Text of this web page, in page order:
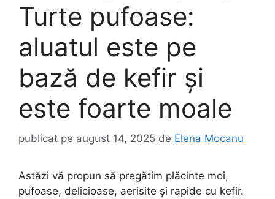
Turte pufoase:
aluatul este pe
bază de kefir și
este foarte moale
publicat pe august 14, 2025 de Elena Mocanu
Astăzi vă propun să pregătim plăcinte moi,
pufoase, delicioase, aerisite și rapide cu kefir.